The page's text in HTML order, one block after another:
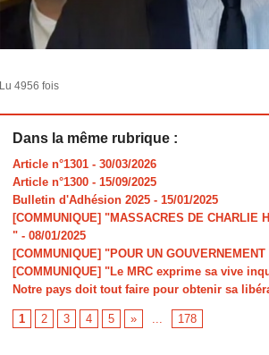
Lu 4956 fois
Dans la même rubrique :
Article n°1301 - 30/03/2026
Article n°1300 - 15/09/2025
Bulletin d'Adhésion 2025 - 15/01/2025
[COMMUNIQUE] "MASSACRES DE CHARLIE
" - 08/01/2025
[COMMUNIQUE] "POUR UN
[COMMUNIQUE] "Le MRC exprime sa vive
Notre pays doit tout faire pour obtenir sa
1 2 3 4 5 » ... 178